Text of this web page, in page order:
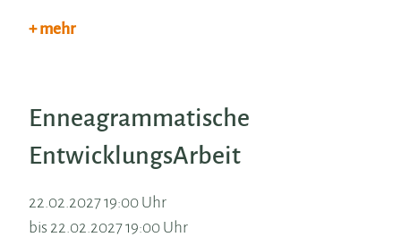
+ mehr
Enneagrammatische
EntwicklungsArbeit
22.02.2027 19:00 Uhr
bis 22.02.2027 19:00 Uhr